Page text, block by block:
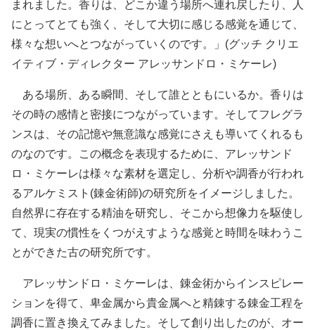
まれました。香りは、どこか違う場所へ連れ戻したり、人
にとってとても強く、そして大切に感じる感覚を通じて、
様々な想いへとつながっていくのです。」(グッチ クリエ
イティブ・ディレクター アレッサンドロ・ミケーレ)
ある場所、ある瞬間、そして誰とともにいるか。香りは
その時の感情と密接につながっています。そしてフレグラ
ンスは、その記憶や無意識な感覚にさえも導いてくれるも
のなのです。この概念を表現するために、アレッサンド
ロ・ミケーレは様々な素材を選定し、分析や調香が行われ
るアルケミスト(錬金術師)の研究所をイメージしました。
自然界に存在する精油を研究し、そこから想像力を駆使し
て、現実の慣性をくつがえすような感覚と時間を味わうこ
とができた古の研究所です。
アレッサンドロ・ミケーレは、錬金術からインスピレー
ションを得て、卑金属から貴金属へと精錬する錬金工程を
調香に置き換えてみました。そして創り出したのが、オー